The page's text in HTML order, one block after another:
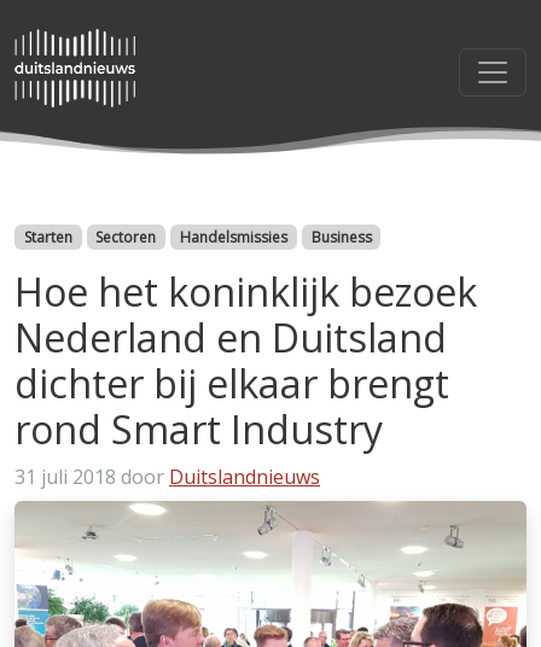
Categorieën
Starten Sectoren Handelsmissies Business
Hoe het koninklijk bezoek
Nederland en Duitsland
dichter bij elkaar brengt
rond Smart Industry
31 juli 2018 door Duitslandnieuws